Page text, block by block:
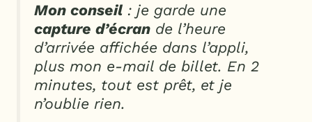
Mon conseil : je garde une
capture d’écran de l’heure
d’arrivée affichée dans l’appli,
plus mon e-mail de billet. En 2
minutes, tout est prêt, et je
n’oublie rien.